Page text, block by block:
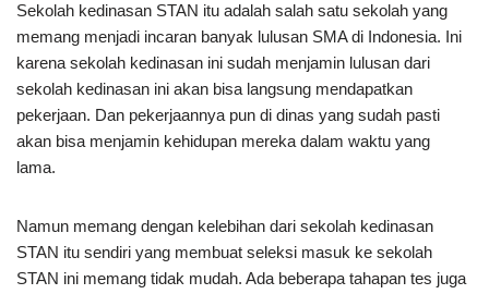
Sekolah kedinasan STAN itu adalah salah satu sekolah yang
memang menjadi incaran banyak lulusan SMA di Indonesia. Ini
karena sekolah kedinasan ini sudah menjamin lulusan dari
sekolah kedinasan ini akan bisa langsung mendapatkan
pekerjaan. Dan pekerjaannya pun di dinas yang sudah pasti
akan bisa menjamin kehidupan mereka dalam waktu yang
lama.
Namun memang dengan kelebihan dari sekolah kedinasan
STAN itu sendiri yang membuat seleksi masuk ke sekolah
STAN ini memang tidak mudah. Ada beberapa tahapan tes juga